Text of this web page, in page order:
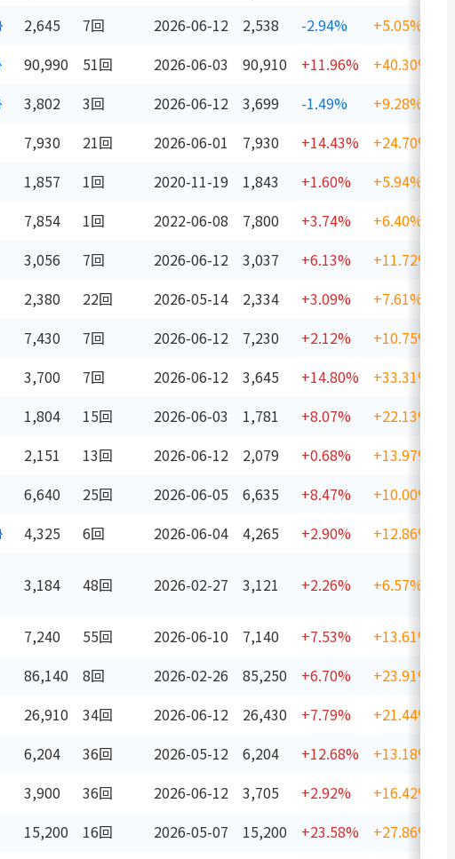
2,645 7回 2026-06-12 2,538 -2.94% +5.05%
90,990 51回 2026-06-03 90,910 +11.96% +40.30%
3,802 3回 2026-06-12 3,699 -1.49% +9.28%
7,930 21回 2026-06-01 7,930 +14.43% +24.70%
1,857 1回 2020-11-19 1,843 +1.60% +5.94%
7,854 1回 2022-06-08 7,800 +3.74% +6.40%
3,056 7回 2026-06-12 3,037 +6.13% +11.72%
2,380 22回 2026-05-14 2,334 +3.09% +7.61%
7,430 7回 2026-06-12 7,230 +2.12% +10.75%
3,700 7回 2026-06-12 3,645 +14.80% +33.31%
1,804 15回 2026-06-03 1,781 +8.07% +22.13%
2,151 13回 2026-06-12 2,079 +0.68% +13.97%
6,640 25回 2026-06-05 6,635 +8.47% +10.00%
4,325 6回 2026-06-04 4,265 +2.90% +12.86%
3,184 48回 2026-02-27 3,121 +2.26% +6.57%
7,240 55回 2026-06-10 7,140 +7.53% +13.61%
86,140 8回 2026-02-26 85,250 +6.70% +23.91%
26,910 34回 2026-06-12 26,430 +7.79% +21.44%
6,204 36回 2026-05-12 6,204 +12.68% +13.18%
3,900 36回 2026-06-12 3,705 +2.92% +16.42%
15,200 16回 2026-05-07 15,200 +23.58% +27.86%